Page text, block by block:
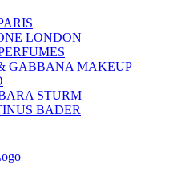
LONDON
GABBANA MAKEUP
STURM
BADER